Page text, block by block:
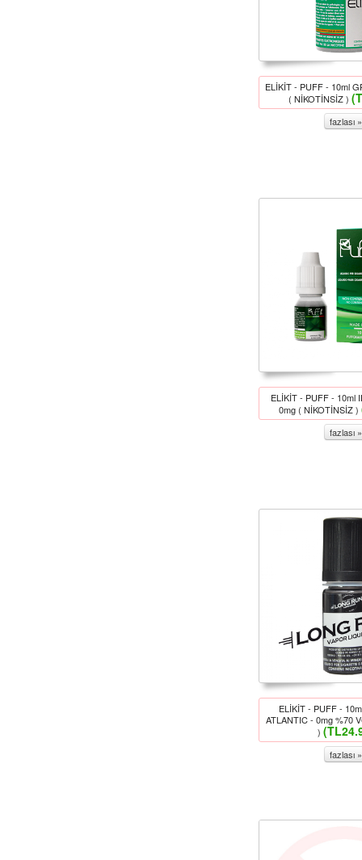
ELİKİT - PUFF - 10ml
( NİKOTİNSİZ )
fazlası »
ELİKİT - PUFF - 10ml
0mg ( NİKOTİNSİZ )
fazlası »
ELİKİT - PUFF -
ATLANTIC - 0mg %70
)
fazlası »